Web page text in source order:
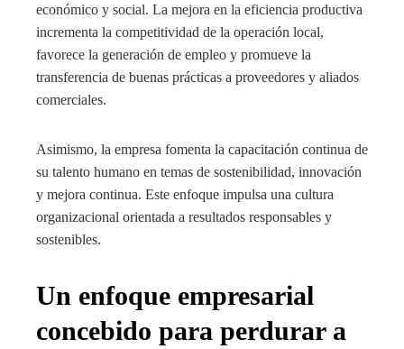
económico y social. La mejora en la eficiencia productiva
incrementa la competitividad de la operación local,
favorece la generación de empleo y promueve la
transferencia de buenas prácticas a proveedores y aliados
comerciales.
Asimismo, la empresa fomenta la capacitación continua de
su talento humano en temas de sostenibilidad, innovación
y mejora continua. Este enfoque impulsa una cultura
organizacional orientada a resultados responsables y
sostenibles.
Un enfoque empresarial
concebido para perdurar a